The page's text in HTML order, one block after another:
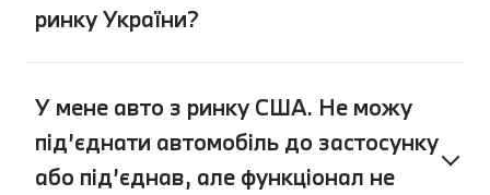
ринку України?
У мене авто з ринку США. Не можу
під’єднати автомобіль до застосунку
або під’єднав, але функціонал не